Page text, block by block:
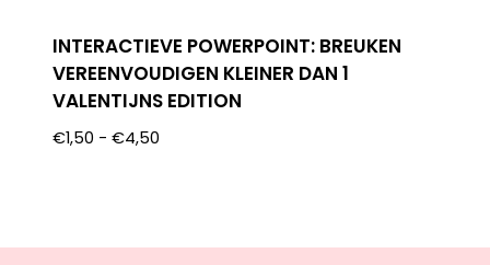
INTERACTIEVE POWERPOINT: BREUKEN
VEREENVOUDIGEN KLEINER DAN 1
VALENTIJNS EDITION
€1,50 - €4,50